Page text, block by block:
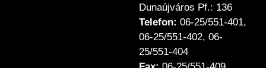
Dunaújváros Pf.: 136
Telefon: 06-25/551-401,
06-25/551-402, 06-
25/551-404